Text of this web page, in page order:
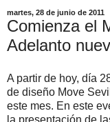
martes, 28 de junio de 2011
Comienza el
Adelanto
A partir de hoy, día
de diseño Move
este mes. En este
la presentación de